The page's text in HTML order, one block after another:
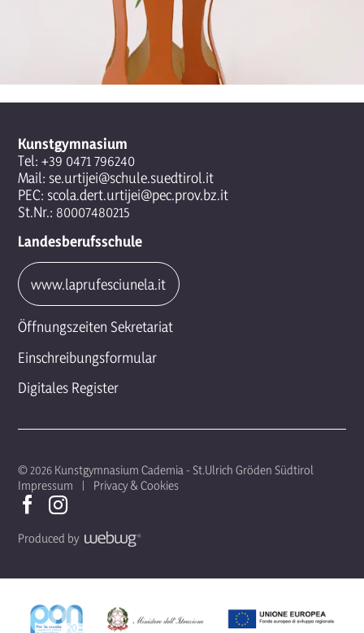
Kunstgymnasium
Tel: +39 0471 796240
Mail: se.urtijei@schule.suedtirol.it
PEC: scola.dert.urtijei@pec.prov.bz.it
St.Nr.: 80007480215
Landesberufsschule
www.laprufesciunela.it
Öffnungszeiten Sekretariat
Einschreibungsformular
Digitales Register
© 2026 Kunstgymnasium Cademia - St.Ulrich Gröden Südtirol
Impressum
Privacy & Cookies
Produced by